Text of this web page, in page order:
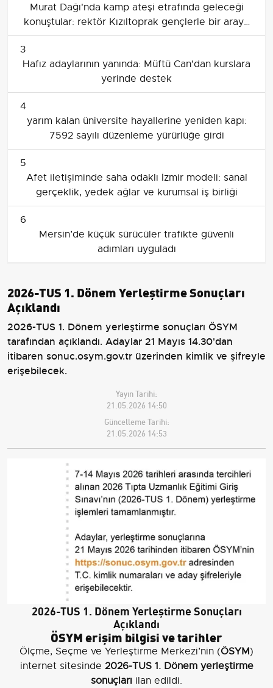
Murat Dağı'nda kamp ateşi etrafında geleceği
konuştular: rektör Kızıltoprak gençlerle bir araya
geldi
3
Hafız adaylarının yanında: Müftü Can'dan kurslara
yerinde destek
4
yarım kalan üniversite hayallerine yeniden kapı:
7592 sayılı düzenleme yürürlüğe girdi
5
Afet iletişiminde saha odaklı İzmir modeli: sanal
gerçeklik, yedek ağlar ve kurumsal iş birliği
6
Mersin’de küçük sürücüler trafikte güvenli
adımları uyguladı
2026-TUS 1. Dönem Yerleştirme Sonuçları
Açıklandı
2026-TUS 1. Dönem yerleştirme sonuçları ÖSYM
tarafından açıklandı. Adaylar 21 Mayıs 14.30'dan
itibaren sonuc.osym.gov.tr üzerinden kimlik ve şifreyle
erişebilecek.
Yayın Tarihi:
21.05.2026 14:50
Güncelleme Tarihi:
21.05.2026 14:53
2026-TUS 1. Dönem Yerleştirme Sonuçları
Açıklandı
ÖSYM erişim bilgisi ve tarihler
Ölçme, Seçme ve Yerleştirme Merkezi’nin (ÖSYM)
internet sitesinde 2026-TUS 1. Dönem yerleştirme
sonuçları ilan edildi.